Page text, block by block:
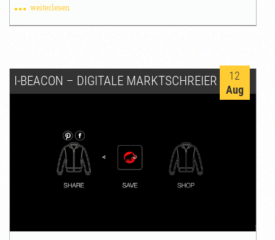
weiterlesen
I-BEACON – DIGITALE MARKTSCHREIER
12
Aug